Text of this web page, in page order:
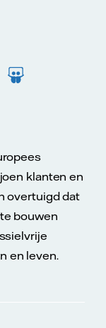
klanten en
overtuigd dat
bouwen
en leven.